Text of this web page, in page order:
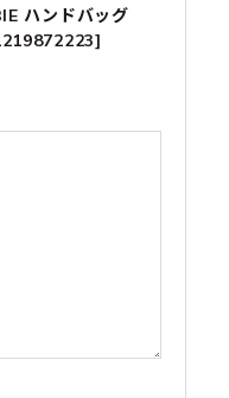
ハンドバッグ